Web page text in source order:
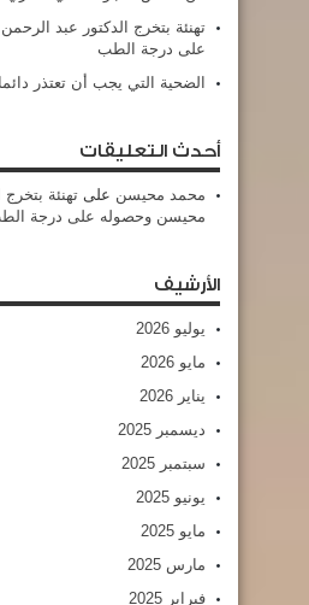
تهنئة بتخرج الدكتور عبد
على درجة الطب
الضحية التي يجب أن تعتذر دائما
أحدث التعليقات
محمد محيسن على تهنئة
محيسن وحصوله على درجة
الأرشيف
يوليو 2026
مايو 2026
يناير 2026
ديسمبر 2025
سبتمبر 2025
يونيو 2025
مايو 2025
مارس 2025
فبراير 2025